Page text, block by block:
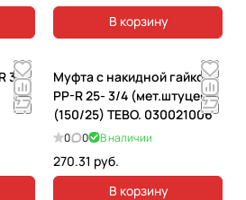
В корзину
Муфта с накидной гайкой
PP-R 25- 3/4 (мет.штуцер)
(150/25) TEBO. 030021006
0 0 В наличии
270.31 руб.
В корзину